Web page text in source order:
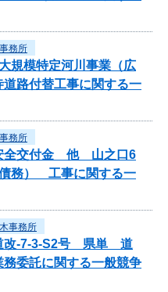
務所
規模特定河川事業（広
路付替工事に関する一
務所
全交付金 他 山之口6
務） 工事に関する一
事務所
改-7-3-S2号 県単 道
委託に関する一般競争